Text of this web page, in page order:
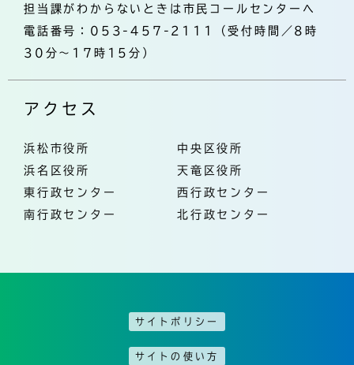
担当課がわからないときは市民コールセンターへ
電話番号：053-457-2111（受付時間／8時
30分～17時15分）
アクセス
浜松市役所
中央区役所
浜名区役所
天竜区役所
東行政センター
西行政センター
南行政センター
北行政センター
サイトポリシー
サイトの使い方